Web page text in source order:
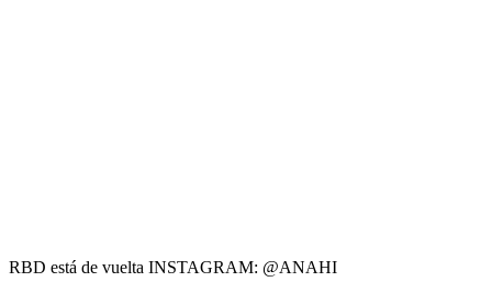
RBD está de vuelta INSTAGRAM: @ANAHI